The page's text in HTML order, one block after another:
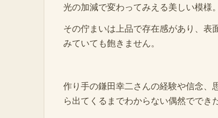
光の加減で変わってみえる美しい模様
その佇まいは上品で存在感があり、表
みていても飽きません。
作り手の鎌田幸二さんの経験や信念、
ら出てくるまでわからない偶然ででき